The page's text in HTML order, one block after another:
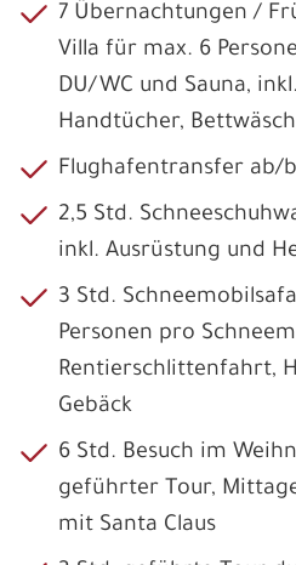
7 Übernachtungen /
Villa für max. 6
DU/WC und Sauna, inkl.
Handtücher,
Flughafentransfer ab/
2,5 Std.
inkl. Ausrüstung und
3 Std.
Personen pro
Rentierschlittenfahrt,
Gebäck
6 Std. Besuch im
geführter Tour,
mit Santa Claus